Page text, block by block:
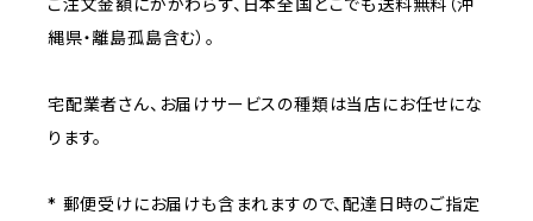
縄県・離島孤島含む）。
宅配業者さん、お届けサービスの種類は当店にお任せにな
ります。
* 郵便受けにお届けも含まれますので、配達日時のご指定